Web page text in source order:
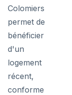
Colomiers
permet de
bénéficier
d'un
logement
récent,
conforme